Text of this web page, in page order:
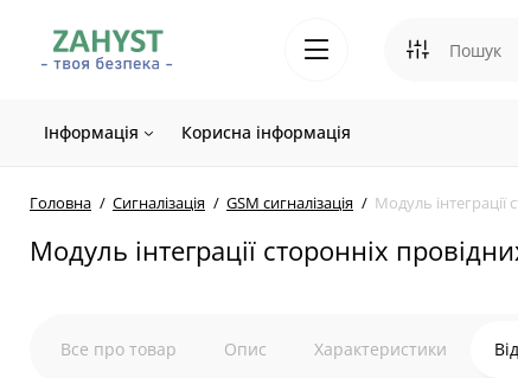
Інформація Корисна інформація
Головна Сигналізація GSM сигналізація Модуль
Модуль інтеграції сторонніх
Все про товар Опис Характеристики